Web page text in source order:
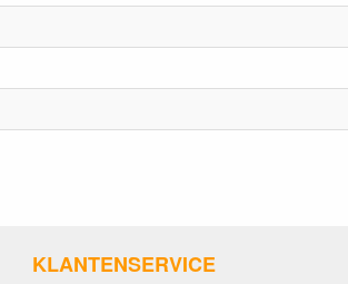
KLANTENSERVICE